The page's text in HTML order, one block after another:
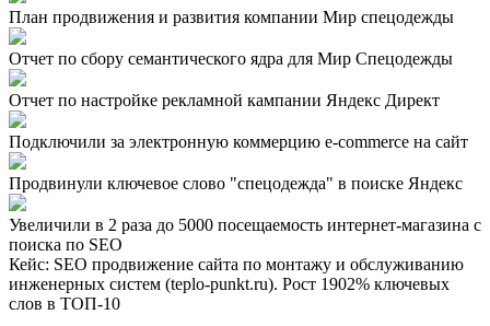
План продвижения и развития компании Мир спецодежды
Отчет по сбору семантического ядра для Мир Спецодежды
Отчет по настройке рекламной кампании Яндекс Директ
Подключили за электронную коммерцию e-commerce на сайт
Продвинули ключевое слово "спецодежда" в поиске Яндекс
Увеличили в 2 раза до 5000 посещаемость интернет-магазина с
поиска по SEO
Кейс: SEO продвижение сайта по монтажу и обслуживанию
инженерных систем (teplo-punkt.ru). Рост 1902% ключевых
слов в ТОП-10